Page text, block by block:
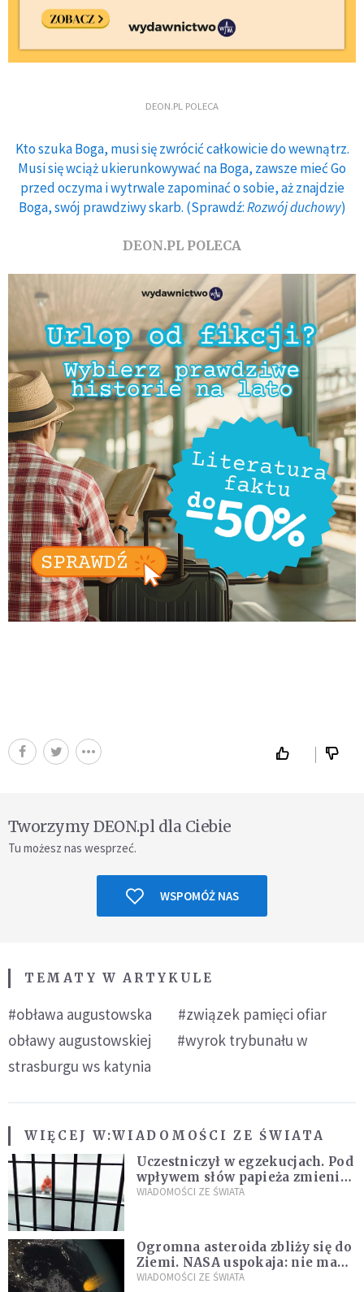
DEON.PL POLECA
Kto szuka Boga, musi się zwrócić całkowicie do wewnątrz.
Musi się wciąż ukierunkowywać na Boga, zawsze mieć Go
przed oczyma i wytrwale zapominać o sobie, aż znajdzie
Boga, swój prawdziwy skarb. (Sprawdź:Rozwój duchowy)
DEON.PL POLECA
Tworzymy DEON.pl dla Ciebie
Tu możesz nas wesprzeć.
WSPOMÓŻ NAS
TEMATY W ARTYKULE
#obława augustowska
#związek pamięci ofiar
obławy augustowskiej
#wyrok trybunału w
strasburgu ws katynia
WIĘCEJ W:WIADOMOŚCI ZE ŚWIATA
Uczestniczył w egzekucjach. Pod
wpływem słów papieża zmienił
zdanie
WIADOMOŚCI ZE ŚWIATA
Ogromna asteroida zbliży się do
Ziemi. NASA uspokaja: nie ma
zagrożenia
WIADOMOŚCI ZE ŚWIATA